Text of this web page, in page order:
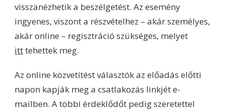
visszanézhetik a beszélgetést. Az esemény
ingyenes, viszont a részvételhez – akár személyes,
akár online – regisztráció szükséges, melyet
itttehettek meg.
Az online közvetítést választók az előadás előtti
napon kapják meg a csatlakozás linkjét e-
mailben. A többi érdeklődőt pedig szeretettel